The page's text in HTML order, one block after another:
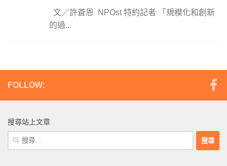
文／許蒼恩 NPOst 特約記者 「規模化和創新
的過...
FOLLOW:
搜尋站上文章
搜
尋